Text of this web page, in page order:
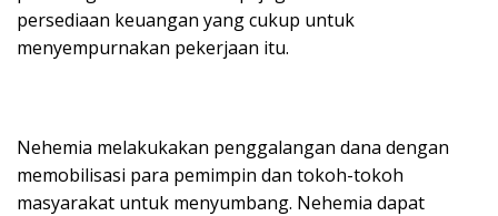
persediaan keuangan yang cukup untuk
menyempurnakan pekerjaan itu.
Nehemia melakukakan penggalangan dana dengan
memobilisasi para pemimpin dan tokoh-tokoh
masyarakat untuk menyumbang. Nehemia dapat